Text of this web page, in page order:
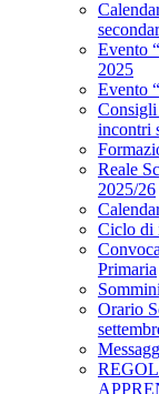
Evento
2025
Evento
Consigli
incontri
Reale
2025/26
Ciclo di
Primaria
Orario